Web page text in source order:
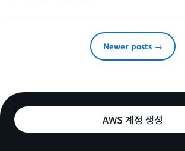
Newer posts →
AWS 계정 생성